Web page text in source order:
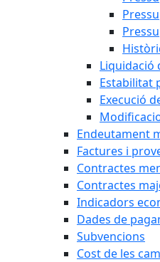
Liquidació
Estabilitat
Execució
Endeutament
Factures i
Contractes
Contractes
Indicadors
Dades de
Subvencions
Cost de les